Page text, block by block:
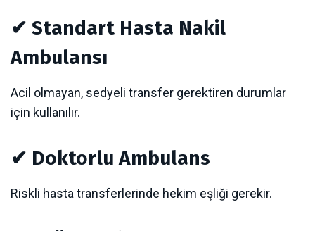
✔ Standart Hasta Nakil
Ambulansı
Acil olmayan, sedyeli transfer gerektiren durumlar
için kullanılır.
✔ Doktorlu Ambulans
Riskli hasta transferlerinde hekim eşliği gerekir.